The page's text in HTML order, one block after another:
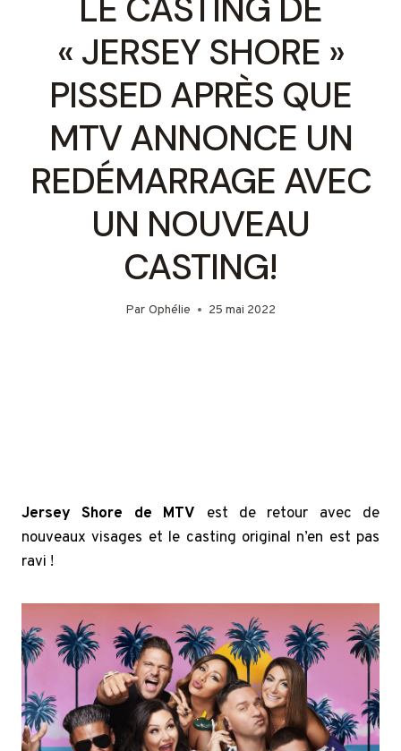
« JERSEY SHORE »
PISSED APRÈS QUE
MTV ANNONCE UN
REDÉMARRAGE AVEC
UN NOUVEAU
CASTING!
Par Ophélie 25 mai 2022
Jersey Shore de MTV est de retour avec de
nouveaux visages et le casting original n’en est pas
ravi !